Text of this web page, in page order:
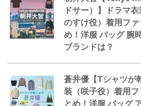
ドサー）】ドラマ
のすけ役）着用フ
め！洋服 バッグ 腕
ブランドは？
蒼井優【Tシャツが
装（咲子役）着用
とめ！洋服 バッグ